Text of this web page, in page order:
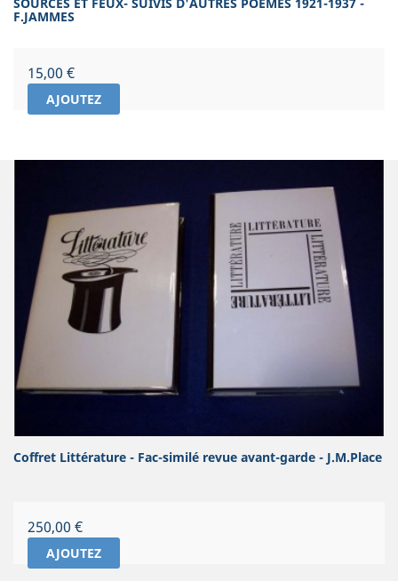
F.JAMMES
Prix
15,00 €
AJOUTEZ
Coffret Littérature - Fac-similé revue avant-garde - J.M.Place
Prix
250,00 €
AJOUTEZ